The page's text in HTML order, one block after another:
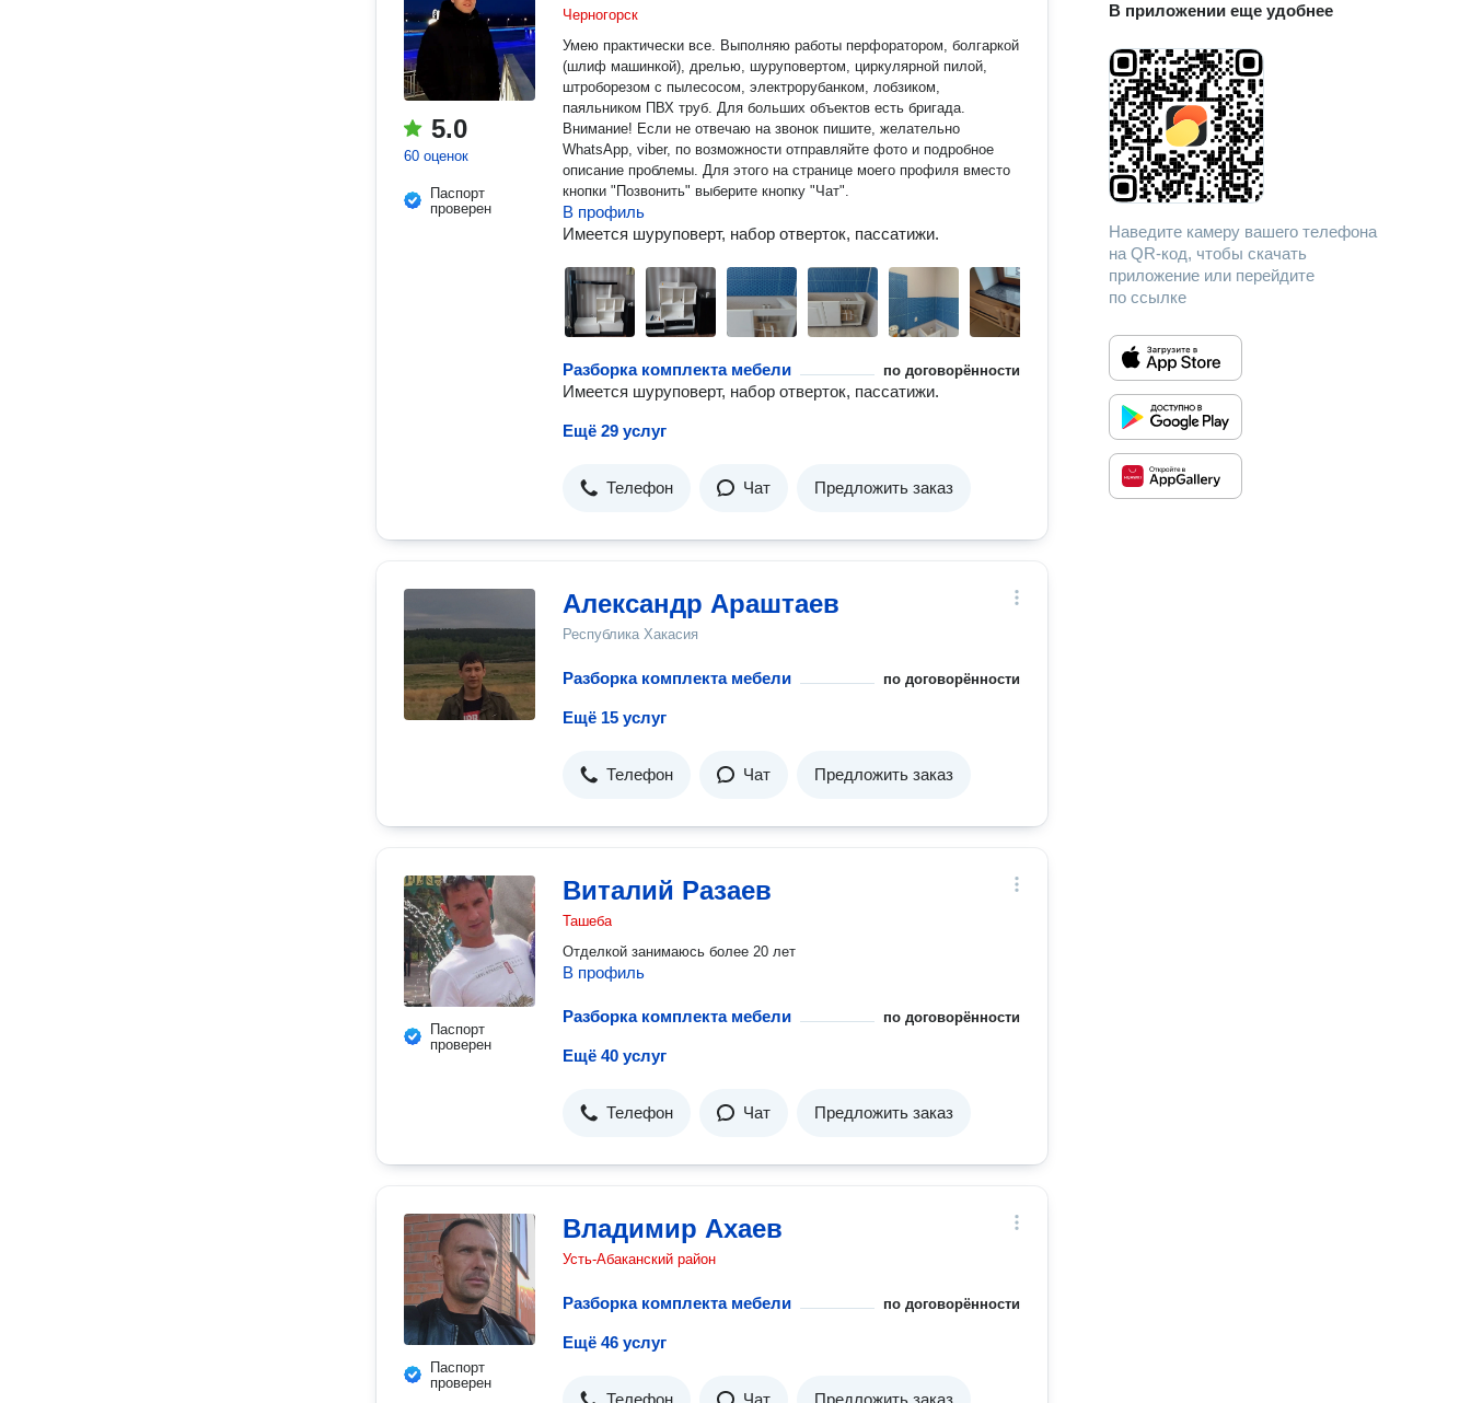
5.0
60 оценок
Паспорт
проверен
Черногорск
Умею практически все. Выполняю работы перфоратором, болгаркой
(шлиф машинкой), дрелью, шуруповертом, циркулярной пилой,
штроборезом с пылесосом, электрорубанком, лобзиком,
паяльником ПВХ труб. Для больших объектов есть бригада.
Внимание! Если не отвечаю на звонок пишите, желательно
WhatsApp, viber, по возможности отправляйте фото и подробное
описание проблемы. Для этого на странице моего профиля вместо
кнопки "Позвонить" выберите кнопку "Чат".
В профиль
Имеется шуруповерт, набор отверток, пассатижи.
Разборка комплекта мебели по договорённости
Имеется шуруповерт, набор отверток, пассатижи.
Ещё 29 услуг
Телефон Чат Предложить заказ
Александр Араштаев
Республика Хакасия
Разборка комплекта мебели по договорённости
Ещё 15 услуг
Телефон Чат Предложить заказ
Паспорт
проверен
Виталий Разаев
Ташеба
Отделкой занимаюсь более 20 лет
В профиль
Разборка комплекта мебели по договорённости
Ещё 40 услуг
Телефон Чат Предложить заказ
Паспорт
проверен
Владимир Ахаев
Усть-Абаканский район
Разборка комплекта мебели по договорённости
Ещё 46 услуг
Телефон Чат Предложить заказ
В приложении еще удобнее
Наведите камеру вашего телефона
на QR-код, чтобы скачать
приложение или перейдите
по ссылке